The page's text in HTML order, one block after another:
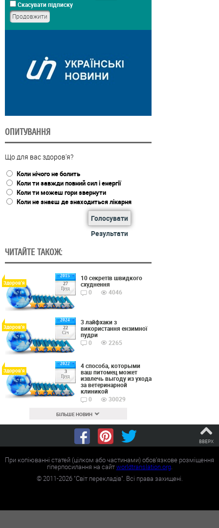
Скасувати підписку
ОПИТУВАННЯ
Що для вас здоров'я?
Коли нічого не болить
Коли ти завжди повний сил і енергії
Коли ти можеш гори звернути
Коли не знаєш де знаходиться лікарня
Голосувати
Результати
ЧИТАЙТЕ ТАКОЖ:
2015
27
Груд
Здоров'я
10 секретів швидкого
схуднення
0
4046
2024
22
Січ
Здоров'я
3 лайфхаки з
використання ензимної
пудри
0
2265
2022
3
Груд
Здоров'я
4 способа, которыми
ваш питомец может
извлечь выгоду из ухода
за ветеринарной
клиникой
0
30029
БІЛЬШЕ НОВИН
ВВЕРХ
При копіюванні статей (цілком або частинами) обов'язкове розміщення
гіперпосилання на сайтworldtranslation.org.
©2011-2026"Світ перекладів". Всі права захищені.